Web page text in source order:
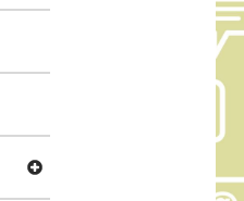
Avaa valikko